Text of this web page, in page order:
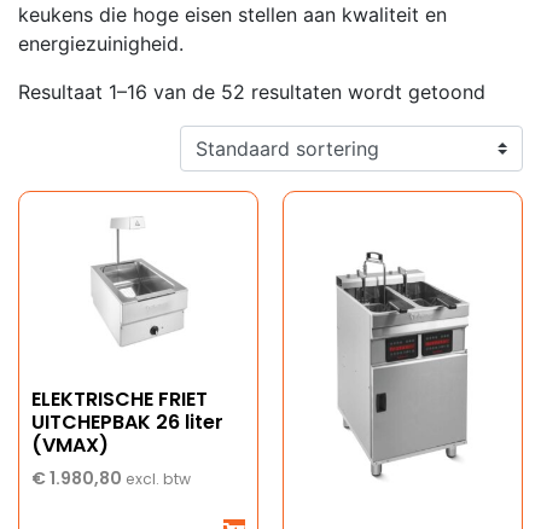
keukens die hoge eisen stellen aan kwaliteit en
energiezuinigheid.
Resultaat 1–16 van de 52 resultaten wordt getoond
ELEKTRISCHE FRIET
UITCHEPBAK 26 liter
(VMAX)
€1.980,80 excl. btw